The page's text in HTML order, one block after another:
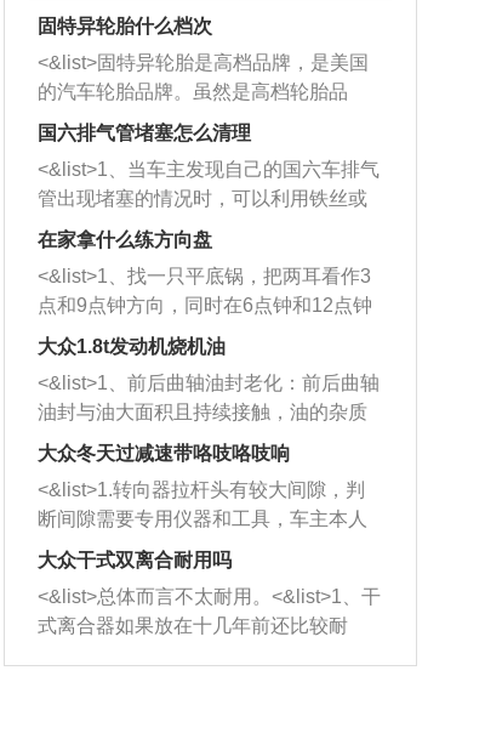
固特异轮胎什么档次
<&list>固特异轮胎是高档品牌，是美国
的汽车轮胎品牌。虽然是高档轮胎品
牌，但是中高低端的轮胎都有生产，这
也是为了更好的开拓市场。
国六排气管堵塞怎么清理
<&list>1、当车主发现自己的国六车排气
管出现堵塞的情况时，可以利用铁丝或
者是细棍，直接将杂物给取出来，如果
堵塞情况比较严重，也可以采取应急措
施。 <&list>2、直接利用木棍将所有的
杂物推到排气管里面的位置处，然后将
三元催化器拆解开，就可以将堵塞的东
西取出来。但如果是因为积碳过多引起
的堵塞，就需要将三元催化器泡在草酸
洗剂对堵塞的情况得到解决，将清洗剂
放在燃油箱中，与燃油混合后，车辆启
动时，就可以和汽油一起进入到燃烧
室，最后形成废气排出，就可以让三元
催化器得到清洗，排气管堵塞的情况就
能够得到解决。
在家拿什么练方向盘
<&list>1、找一只平底锅，把两耳看作3
点和9点钟方向，同时在6点钟和12点钟
方向做一个标记。 <&list>2、双手握住
一圈半的练习，往右同样也要打相同的
圈数。 <&list>3、最后强调要反复练
习，这样就可以形成肌肉记忆，在真实
驾驶车辆时，不需要记忆也能打好方
向。
大众1.8t发动机烧机油
<&list>1、前后曲轴油封老化：前后曲轴
油封与油大面积且持续接触，油的杂质
和发动机内持续温度变化使其密封效果
逐渐减弱，导致渗油或漏油。<&list>2、
活塞间隙过大：积碳会使活塞环与缸体
的间隙扩大，导致机油流入燃烧室中，
造成烧机油。<&list>3、机油粘度。使用
机油粘度过小的话，同样会有烧机油现
象，机油粘度过小具有很好的流动性，
大众冬天过减速带咯吱咯吱响
<&list>1.转向器拉杆头有较大间隙，判
断间隙需要专用仪器和工具，车主本人
无法制作，需要将车辆送到修理厂或4s
店；<&list>2.车辆半轴套管防尘罩破
裂，破裂后会出现漏油现象，使半轴磨
损严重，磨损的半轴容易损坏，产生异
响；<&list>3.稳定器的转向胶套和球头
大众干式双离合耐用吗
<&list>总体而言不太耐用。<&list>1、干
式离合器如果放在十几年前还比较耐